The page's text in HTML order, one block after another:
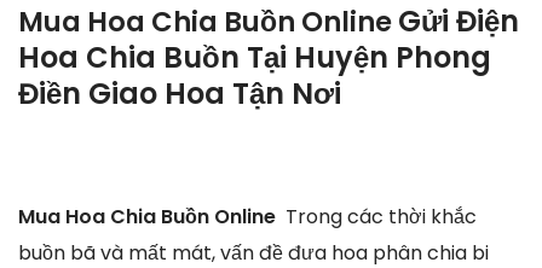
Mua Hoa Chia Buồn OnlineGửi Điện
Hoa Chia Buồn Tại Huyện Phong
Điền Giao Hoa Tận Nơi
Mua Hoa Chia Buồn Online Trong các thời khắc
buồn bã và mất mát, vấn đề đưa hoa phân chia bi